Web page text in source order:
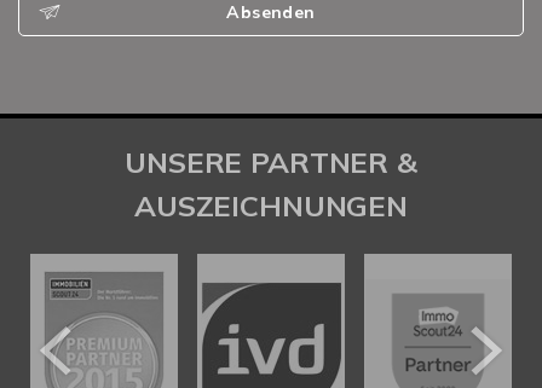
Absenden
UNSERE PARTNER &
AUSZEICHNUNGEN